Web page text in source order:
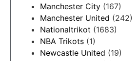
Manchester City (167)
Manchester United (242)
Nationaltrikot (1683)
NBA Trikots (1)
Newcastle United (19)